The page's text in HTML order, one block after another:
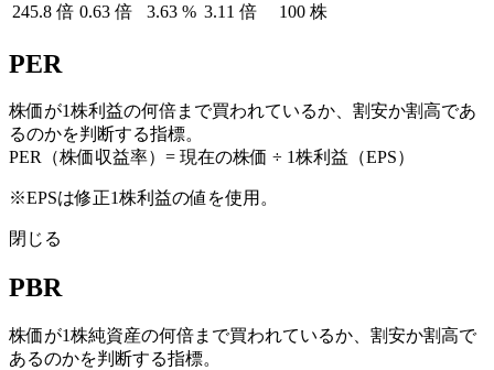
245.8 倍 0.63 倍 3.63 % 3.11 倍 100 株
PER
株価が1株利益の何倍まで買われているか、割安か割高であ
るのかを判断する指標。
PER（株価収益率）= 現在の株価 ÷ 1株利益（EPS）
※EPSは修正1株利益の値を使用。
閉じる
PBR
株価が1株純資産の何倍まで買われているか、割安か割高で
あるのかを判断する指標。